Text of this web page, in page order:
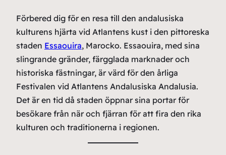
Förbered dig för en resa till den andalusiska
kulturens hjärta vid Atlantens kust i den pittoreska
staden Essaouira, Marocko. Essaouira, med sina
slingrande gränder, färgglada marknader och
historiska fästningar, är värd för den årliga
Festivalen vid Atlantens Andalusiska Andalusia.
Det är en tid då staden öppnar sina portar för
besökare från när och fjärran för att fira den rika
kulturen och traditionerna i regionen.